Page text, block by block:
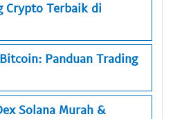
Crypto Terbaik di
Panduan Trading
Solana Murah &